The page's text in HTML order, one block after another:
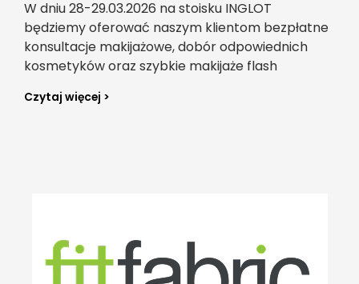
W dniu 28-29.03.2026 na stoisku INGLOT
będziemy oferować naszym klientom bezpłatne
konsultacje makijażowe, dobór odpowiednich
kosmetyków oraz szybkie makijaże flash
Czytaj więcej >